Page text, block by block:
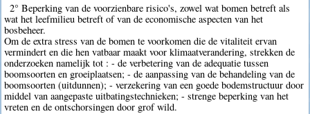
2° Beperking van de voorzienbare risico's, zowel wat bomen betreft als
wat het leefmilieu betreft of van de economische aspecten van het
bosbeheer.
Om de extra stress van de bomen te voorkomen die de vitaliteit ervan
vermindert en die hen vatbaar maakt voor klimaatverandering, strekken de
onderzoeken namelijk tot : - de verbetering van de adequatie tussen
boomsoorten en groeiplaatsen; - de aanpassing van de behandeling van de
boomsoorten (uitdunnen); - verzekering van een goede bodemstructuur door
middel van aangepaste uitbatingstechnieken; - strenge beperking van het
vreten en de ontschorsingen door grof wild.